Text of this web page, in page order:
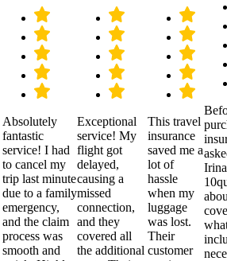
Absolutely
fantastic
service! I had
to cancel my
trip last minute
due to a family
emergency,
and the claim
process was
smooth and
Exceptional
service! My
flight got
delayed,
causing a
missed
connection,
and they
covered all
the additional
This travel
insurance
saved me a
lot of
hassle
when my
luggage
was lost.
Their
customer